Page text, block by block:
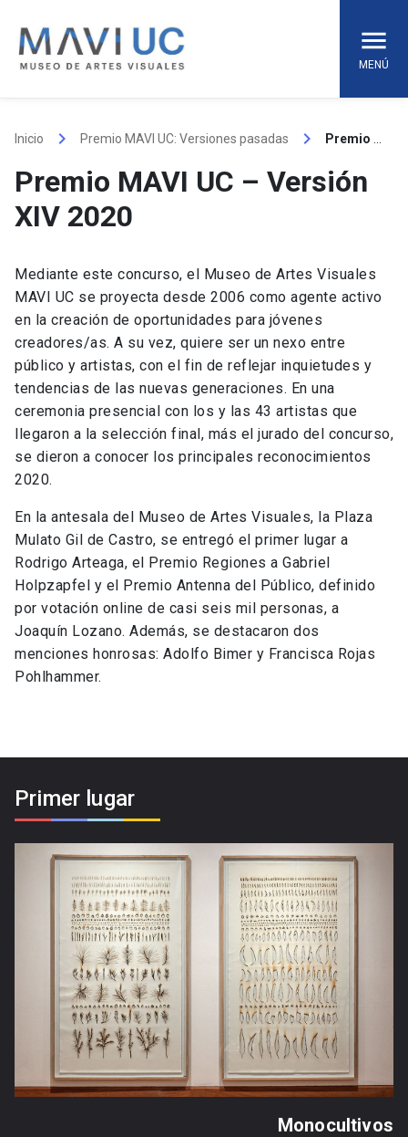
content
MENÚ
Inicio keyboard_arrow_right Premio MAVI UC: Versiones pasadas keyboard_arrow_right
Premio MAVI UC – Versión
XIV 2020
Mediante este concurso, el Museo de Artes Visuales
MAVI UC se proyecta desde 2006 como agente activo
en la creación de oportunidades para jóvenes
creadores/as. A su vez, quiere ser un nexo entre
público y artistas, con el fin de reflejar inquietudes y
tendencias de las nuevas generaciones. En una
ceremonia presencial con los y las 43 artistas que
llegaron a la selección final, más el jurado del concurso,
se dieron a conocer los principales reconocimientos
2020.
En la antesala del Museo de Artes Visuales, la Plaza
Mulato Gil de Castro, se entregó el primer lugar a
Rodrigo Arteaga, el Premio Regiones a Gabriel
Holpzapfel y el Premio Antenna del Público, definido
por votación online de casi seis mil personas, a
Joaquín Lozano. Además, se destacaron dos
menciones honrosas: Adolfo Bimer y Francisca Rojas
Pohlhammer.
Primer lugar
Monocultivos